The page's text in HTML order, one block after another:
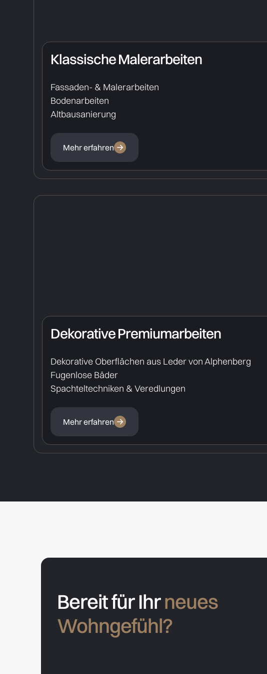
Klassische Malerarbeiten
Fassaden- & Malerarbeiten
Bodenarbeiten
Altbausanierung
Mehr erfahren
Dekorative Premiumarbeiten
Dekorative Oberflächen aus Leder von Alphenberg
Fugenlose Bäder
Spachteltechniken & Veredlungen
Mehr erfahren
Bereit für Ihrneues
Wohngefühl?